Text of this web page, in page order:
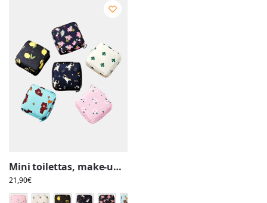
Mini toilettas, make-up, vierkant, verschillende ontwerpen
21,90€